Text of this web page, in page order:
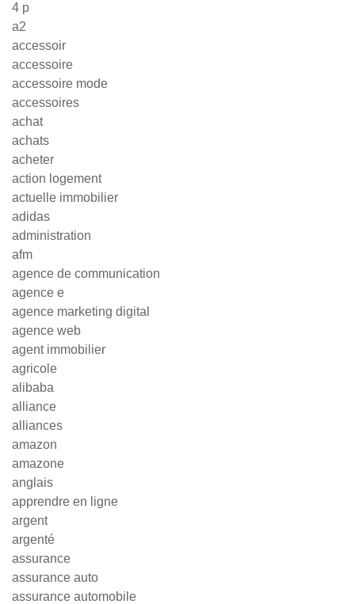
4 p
a2
accessoir
accessoire
accessoire mode
accessoires
achat
achats
acheter
action logement
actuelle immobilier
adidas
administration
afm
agence de communication
agence e
agence marketing digital
agence web
agent immobilier
agricole
alibaba
alliance
alliances
amazon
amazone
anglais
apprendre en ligne
argent
argenté
assurance
assurance auto
assurance automobile